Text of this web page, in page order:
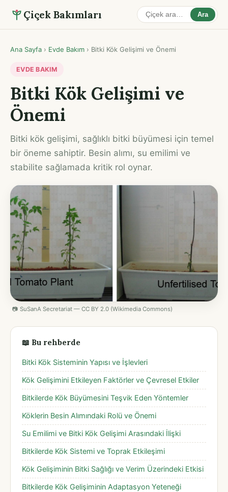
Çiçek Bakımları Ara
Ana Sayfa › Evde Bakım › Bitki Kök Gelişimi ve Önemi
EVDE BAKIM
Bitki Kök Gelişimi ve
Önemi
Bitki kök gelişimi, sağlıklı bitki büyümesi için temel
bir öneme sahiptir. Besin alımı, su emilimi ve
stabilite sağlamada kritik rol oynar.
📷 SuSanA Secretariat — CC BY 2.0 (Wikimedia Commons)
📖 Bu rehberde
Bitki Kök Sisteminin Yapısı ve İşlevleri
Kök Gelişimini Etkileyen Faktörler ve Çevresel Etkiler
Bitkilerde Kök Büyümesini Teşvik Eden Yöntemler
Köklerin Besin Alımındaki Rolü ve Önemi
Su Emilimi ve Bitki Kök Gelişimi Arasındaki İlişki
Bitkilerde Kök Sistemi ve Toprak Etkileşimi
Kök Gelişiminin Bitki Sağlığı ve Verim Üzerindeki Etkisi
Bitkilerde Kök Gelişiminin Adaptasyon Yeteneği